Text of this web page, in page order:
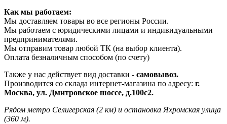
Как мы работаем:
Мы доставляем товары во все регионы России.
Мы работаем с юридическими лицами и индивидуальными
предпринимателями.
Мы отправим товар любой ТК (на выбор клиента).
Оплата безналичным способом (по счету)
Также у нас действует вид доставки - самовывоз.
Производится со склада интернет-магазина по адресу: г.
Москва, ул. Дмитровское шоссе, д.100с2.
Рядом метро Селигерская (2 км) и остановка Яхромская улица
(360 м).